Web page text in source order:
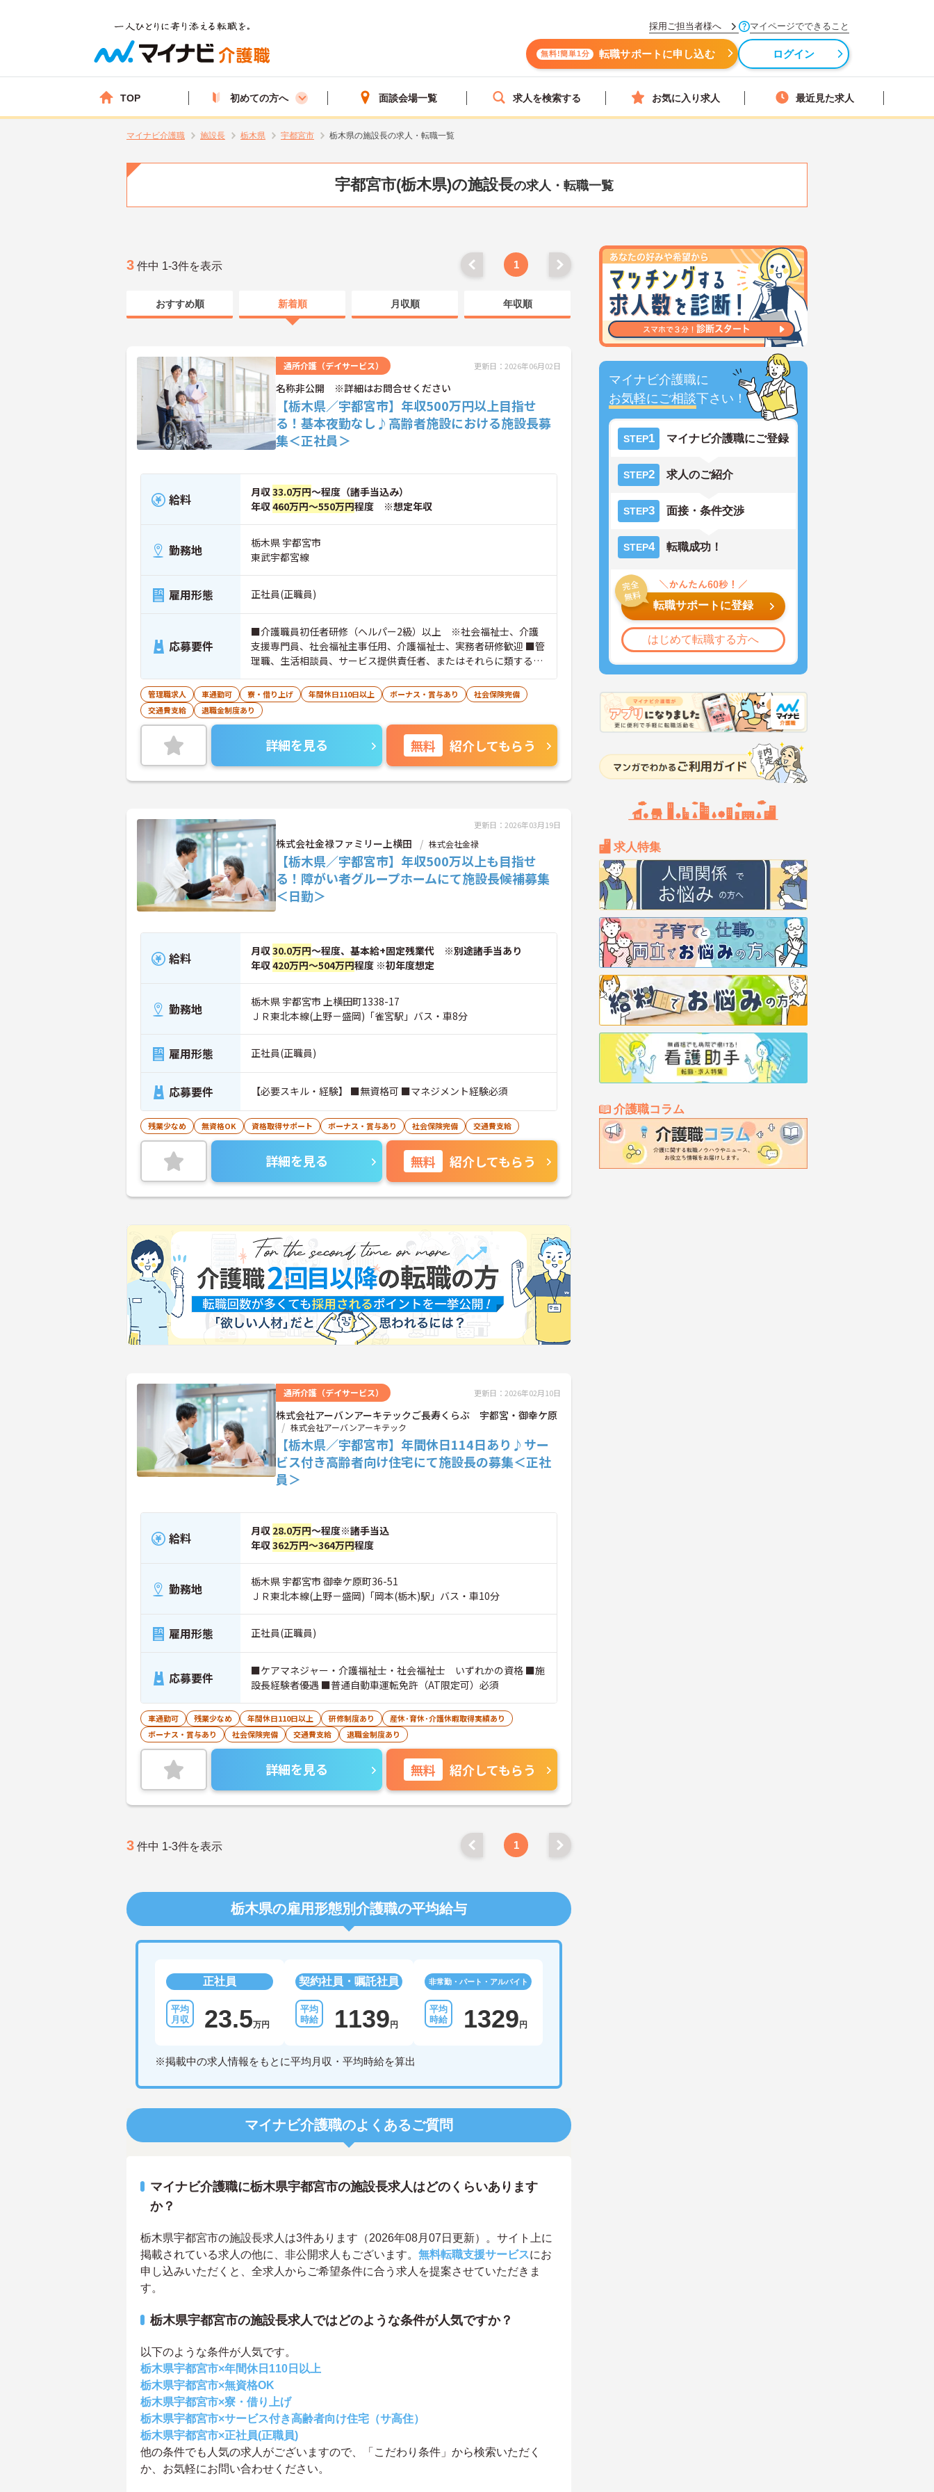
採用ご担当者様へ マイページでできること
無料!簡単1分 転職サポートに申し込む ログイン
TOP 初めての方へ 面談会場一覧 求人を検索する お気に入り求人 最近見た求人
マイナビ介護職 施設長 栃木県 宇都宮市 栃木県の施設長の求人・転職一覧
宇都宮市(栃木県)の施設長の求人・転職一覧
マイナビ介護職に
お気軽にご相談下さい！
STEP1 マイナビ介護職にご登録
STEP2 求人のご紹介
STEP3 面接・条件交渉
STEP4 転職成功！
転職サポートに登録
はじめて転職する方へ
求人特集
介護職コラム
3 件中 1-3件を表示 1
おすすめ順 新着順 月収順 年収順
通所介護（デイサービス） 更新日：2026年06月02日
名称非公開 ※詳細はお問合せください
【栃木県／宇都宮市】年収500万円以上目指せ
る！基本夜勤なし♪高齢者施設における施設長募
集＜正社員＞
給料 月収33.0万円～程度（諸手当込み）
年収460万円～550万円程度 ※想定年収
勤務地
栃木県 宇都宮市
東武宇都宮線
雇用形態 正社員(正職員)
応募要件
■介護職員初任者研修（ヘルパー2級）以上 ※社会福祉士、介護
支援専門員、社会福祉主事任用、介護福祉士、実務者研修歓迎 ■管
理職、生活相談員、サービス提供責任者、またはそれらに類する職
種での業務経験をお持ちの方 ■普通自動車免許（AT限定可）必須
管理職求人 車通勤可 寮・借り上げ 年間休日110日以上 ボーナス・賞与あり
社会保険完備
交通費支給
退職金制度あり
詳細を見る 無料 紹介してもらう
更新日：2026年03月19日
株式会社金禄ファミリー上横田 株式会社金禄
【栃木県／宇都宮市】年収500万以上も目指せ
る！障がい者グループホームにて施設長候補募集
＜日勤＞
給料 月収30.0万円～程度、基本給+固定残業代 ※別途諸手当あり
年収420万円～504万円程度 ※初年度想定
勤務地
栃木県 宇都宮市 上横田町1338-17
ＪＲ東北本線(上野－盛岡)「雀宮駅」バス・車8分
雇用形態 正社員(正職員)
応募要件 【必要スキル・経験】 ■無資格可 ■マネジメント経験必須
残業少なめ 無資格OK 資格取得サポート ボーナス・賞与あり 社会保険完備 交通費支給
詳細を見る 無料 紹介してもらう
通所介護（デイサービス） 更新日：2026年02月10日
株式会社アーバンアーキテックご長寿くらぶ 宇都宮・御幸ケ原
株式会社アーバンアーキテック
【栃木県／宇都宮市】年間休日114日あり♪サー
ビス付き高齢者向け住宅にて施設長の募集＜正社
員＞
給料 月収 28.0万円～程度※諸手当込
年収362万円～364万円程度
勤務地
栃木県 宇都宮市 御幸ケ原町36-51
ＪＲ東北本線(上野－盛岡)「岡本(栃木)駅」バス・車10分
雇用形態 正社員(正職員)
応募要件
■ケアマネジャー・介護福祉士・社会福祉士 いずれかの資格 ■施
設長経験者優遇 ■普通自動車運転免許（AT限定可）必須
車通勤可 残業少なめ 年間休日110日以上 研修制度あり
産休･育休･介護休暇取得実績あり
ボーナス・賞与あり
社会保険完備 交通費支給 退職金制度あり
詳細を見る 無料 紹介してもらう
3 件中 1-3件を表示 1
栃木県の雇用形態別介護職の平均給与
正社員
23.5万円
契約社員・嘱託社員
1139 円
非常勤・パート・アルバイト
1329 円
※掲載中の求人情報をもとに平均月収・平均時給を算出
マイナビ介護職のよくあるご質問
マイナビ介護職に栃木県宇都宮市の施設長求人はどのくらいあります
か？
栃木県宇都宮市の施設長求人は3件あります（2026年08月07日更新）。サイト上に
掲載されている求人の他に、非公開求人もございます。 無料転職支援サービスにお
申し込みいただくと、全求人からご希望条件に合う求人を提案させていただきま
す。
栃木県宇都宮市の施設長求人ではどのような条件が人気ですか？
以下のような条件が人気です。
栃木県宇都宮市×年間休日110日以上
栃木県宇都宮市×無資格OK
栃木県宇都宮市×寮・借り上げ
栃木県宇都宮市×サービス付き高齢者向け住宅（サ高住）
栃木県宇都宮市×正社員(正職員)
他の条件でも人気の求人がございますので、「こだわり条件」から検索いただく
か、お気軽にお問い合わせください。